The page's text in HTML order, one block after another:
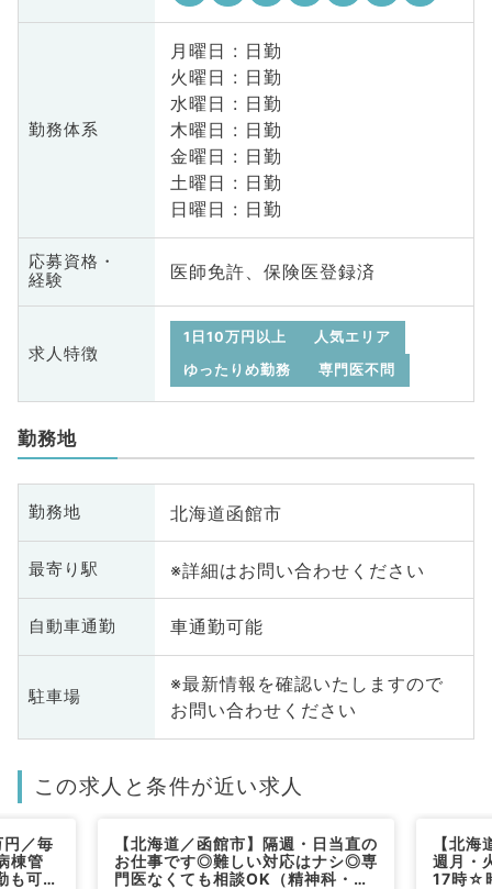
勤務体系
月曜日 : 日勤
火曜日 : 日勤
水曜日 : 日勤
木曜日 : 日勤
金曜日 : 日勤
土曜日 : 日勤
日曜日 : 日勤
応募資格・
経験
医師免許、保険医登録済
求人特徴
1日10万円以上
人気エリア
ゆったりめ勤務
専門医不問
勤務地
勤務地 北海道函館市
最寄り駅 ※詳細はお問い合わせください
自動車通勤 車通勤可能
駐車場
※最新情報を確認いたしますので
お問い合わせください
この求人と条件が近い求人
／毎
棟管
も可能
【北海道／函館市】隔週・日当直の
お仕事です◎難しい対応はナシ◎専
門医なくても相談OK（精神科・内
【北
週月・
17時☆